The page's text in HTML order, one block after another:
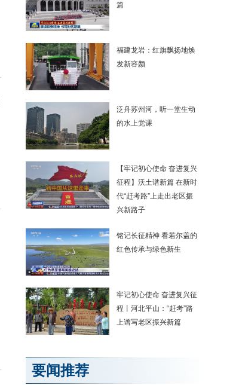
篇
福建龙岩：红旗飘扬地焕
发新容颜
泛舟苏州河，听一堂生动
的水上党课
【牢记初心使命 奋进复兴
征程】沃土谱新篇 在新时
代“赶考路”上走出老区振
兴新路子
铭记长征精神 看若尔盖的
红色传承与绿色新生
牢记初心使命 奋进复兴征
程丨河北平山：“赶考”路
上谱写老区振兴新篇
要闻推荐